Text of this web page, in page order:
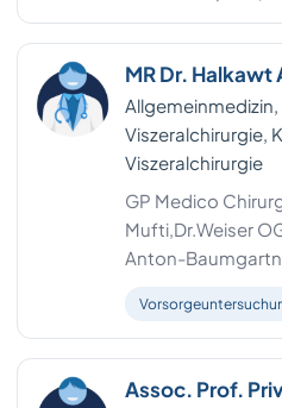
MR Dr.
Viszeralchirurgie,
Viszeralchirurgie
GP Medico
Mufti,Dr.Weiser
Anton-
Assoc. Prof.